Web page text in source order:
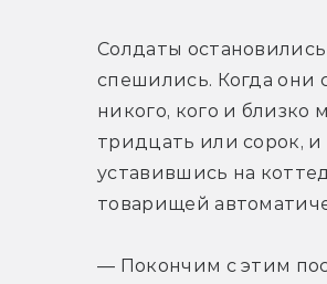
Солдаты
спешились. Когда они
никого, кого и близко
тридцать или сорок,
уставившись на
товарищей
— Покончим с этим